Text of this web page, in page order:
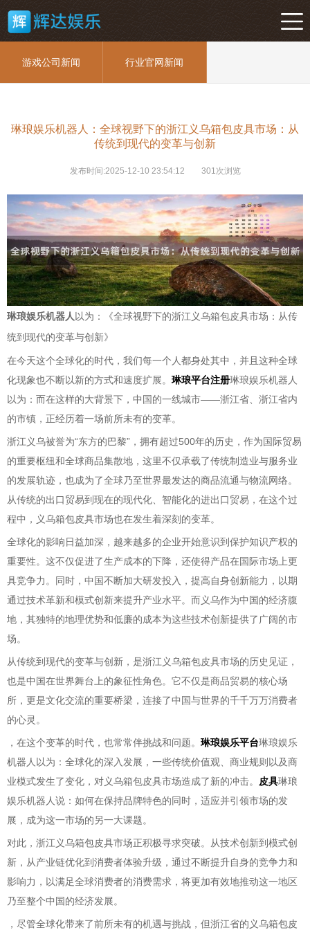
游戏公司新闻 行业官网新闻
琳琅娱乐机器人：全球视野下的浙江义乌箱包皮具市场：从
传统到现代的变革与创新
发布时间:2025-12-10 23:54:12 301次浏览
琳琅娱乐机器人以为：《全球视野下的浙江义乌箱包皮具市场：从传
统到现代的变革与创新》
在今天这个全球化的时代，我们每一个人都身处其中，并且这种全球
化现象也不断以新的方式和速度扩展。 琳琅平台注册琳琅娱乐机器人
以为：而在这样的大背景下，中国的一线城市——浙江省、浙江省内
的市镇，正经历着一场前所未有的变革。
浙江义乌被誉为“东方的巴黎”，拥有超过500年的历史，作为国际贸易
的重要枢纽和全球商品集散地，这里不仅承载了传统制造业与服务业
的发展轨迹，也成为了全球乃至世界最发达的商品流通与物流网络。
从传统的出口贸易到现在的现代化、智能化的进出口贸易，在这个过
程中，义乌箱包皮具市场也在发生着深刻的变革。
全球化的影响日益加深，越来越多的企业开始意识到保护知识产权的
重要性。这不仅促进了生产成本的下降，还使得产品在国际市场上更
具竞争力。同时，中国不断加大研发投入，提高自身创新能力，以期
通过技术革新和模式创新来提升产业水平。而义乌作为中国的经济腹
地，其独特的地理优势和低廉的成本为这些技术创新提供了广阔的市
场。
从传统到现代的变革与创新，是浙江义乌箱包皮具市场的历史见证，
也是中国在世界舞台上的象征性角色。它不仅是商品贸易的核心场
所，更是文化交流的重要桥梁，连接了中国与世界的千千万万消费者
的心灵。
，在这个变革的时代，也常常伴挑战和问题。 琳琅娱乐平台琳琅娱乐
机器人以为：全球化的深入发展，一些传统价值观、商业规则以及商
业模式发生了变化，对义乌箱包皮具市场造成了新的冲击。
皮具琳琅
娱乐机器人说：如何在保持品牌特色的同时，适应并引领市场的发
展，成为这一市场的另一大课题。
对此，浙江义乌箱包皮具市场正积极寻求突破。从技术创新到模式创
新，从产业链优化到消费者体验升级，通过不断提升自身的竞争力和
影响力，以满足全球消费者的消费需求，将更加有效地推动这一地区
乃至整个中国的经济发展。
，尽管全球化带来了前所未有的机遇与挑战，但浙江省的义乌箱包皮